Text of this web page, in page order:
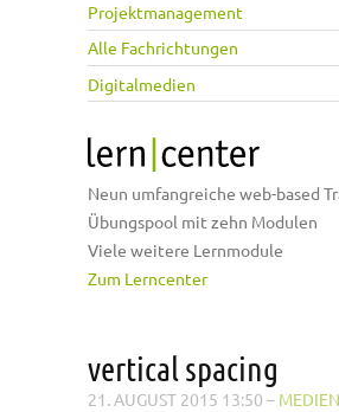
Projektmanagement
Alle Fachrichtungen
Digitalmedien
Neun umfangreiche web-based
Übungspool mit zehn Modulen
Viele weitere Lernmodule
Zum Lerncenter
vertical spacing
21. AUGUST 2015 13:50 –